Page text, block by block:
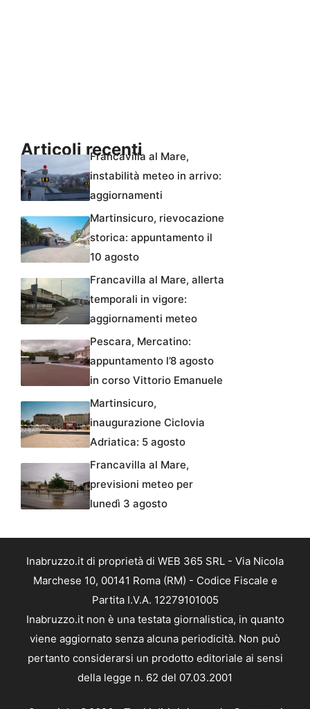
Articoli recenti
Francavilla al Mare,
instabilità meteo in arrivo:
aggiornamenti
Martinsicuro, rievocazione
storica: appuntamento il
10 agosto
Francavilla al Mare, allerta
temporali in vigore:
aggiornamenti meteo
Pescara, Mercatino:
appuntamento l’8 agosto
in corso Vittorio Emanuele
Martinsicuro,
inaugurazione Ciclovia
Adriatica: 5 agosto
Francavilla al Mare,
previsioni meteo per
lunedì 3 agosto
Inabruzzo.it di proprietà di WEB 365 SRL - Via Nicola
Marchese 10, 00141 Roma (RM) - Codice Fiscale e
Partita I.V.A. 12279101005
Inabruzzo.it non è una testata giornalistica, in quanto
viene aggiornato senza alcuna periodicità. Non può
pertanto considerarsi un prodotto editoriale ai sensi
della legge n. 62 del 07.03.2001